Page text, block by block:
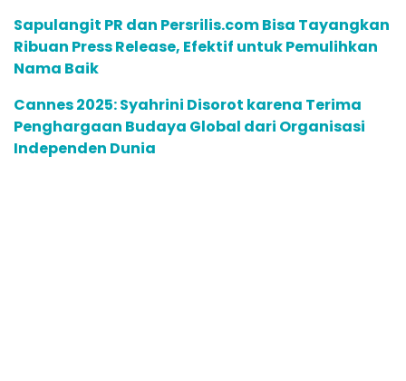
Sapulangit PR dan Persrilis.com Bisa Tayangkan
Ribuan Press Release, Efektif untuk Pemulihkan
Nama Baik
Cannes 2025: Syahrini Disorot karena Terima
Penghargaan Budaya Global dari Organisasi
Independen Dunia